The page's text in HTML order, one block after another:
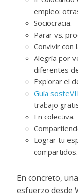
empleo:
Sociocracia.
Parar vs.
Convivir con
Alegría por
diferentes
Explorar el
Guía
trabajo
En colectiva.
Lograr tu
compartidos.
En concreto,
esfuerzo desde